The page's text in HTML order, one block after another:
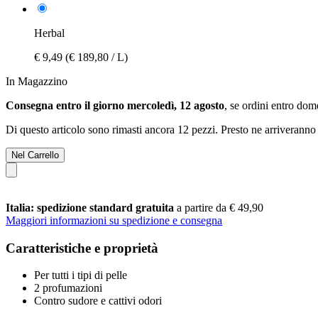
Herbal
€ 9,49 (€ 189,80 / L)
In Magazzino
Consegna entro il giorno mercoledì, 12 agosto, se ordini entro
Di questo articolo sono rimasti ancora 12 pezzi. Presto ne
Nel Carrello
Italia: spedizione standard gratuita a partire da € 49,90
Maggiori informazioni su spedizione e consegna
Caratteristiche e proprietà
Per tutti i tipi di pelle
2 profumazioni
Contro sudore e cattivi odori